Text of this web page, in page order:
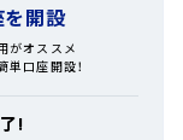
開設
がオススメ
口座開設！
!